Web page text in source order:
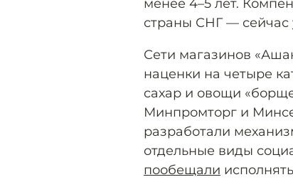
менее 4–5 лет.
страны СНГ — сейчас
Сети магазинов
наценки на четыре
сахар и овощи
Минпромторг и
разработали
отдельные виды
пообещали